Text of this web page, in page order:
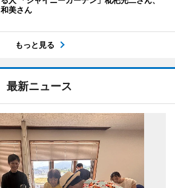
和美さん
もっと見る
最新ニュース